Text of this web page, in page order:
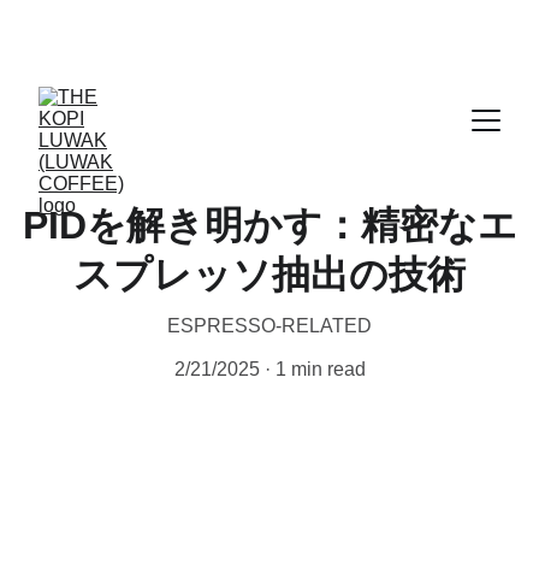
PIDを解き明かす：精密なエ
スプレッソ抽出の技術
ESPRESSO-RELATED
2/21/2025 1 min read